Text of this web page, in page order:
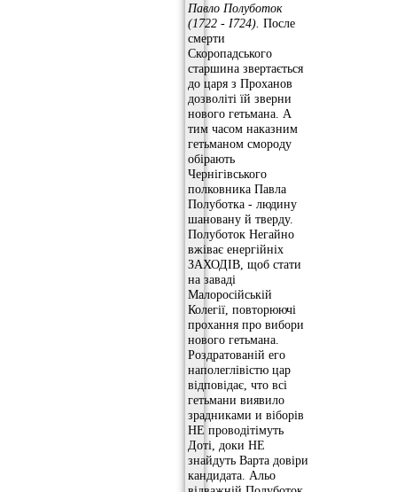
Павло Полуботок
(1722 - І724). После
смерти
Скоропадського
старшина звертається
до царя з Проханов
дозволіті їй зверни
нового гетьмана. А
тим часом наказним
гетьманом смороду
обірають
Чернігівського
полковника Павла
Полуботка - людину
шановану й тверду.
Полуботок Негайно
вжіває енергійніх
ЗАХОДІВ, щоб стати
на заваді
Малоросійській
Колегії, повторюючі
прохання про вибори
нового гетьмана.
Роздратованій его
наполеглівістю цар
відповідає, что всі
гетьмани виявило
зрадниками и віборів
НЕ проводітімуть
Доті, доки НЕ
знайдуть Варта довіри
кандидата. Альо